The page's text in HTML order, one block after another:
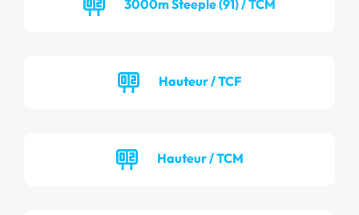
3000m Steeple (91) / TCM
Hauteur / TCF
Hauteur / TCM